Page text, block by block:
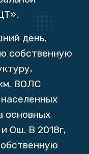
день,
собственную
ВОЛС
основных
Ош. В 2018г,